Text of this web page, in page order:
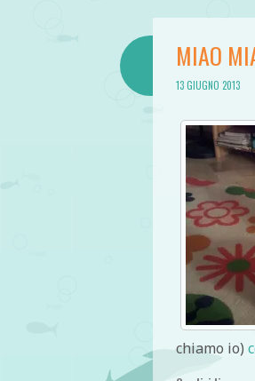
MIAO
13 GIUGNO 2013
chiamo io)